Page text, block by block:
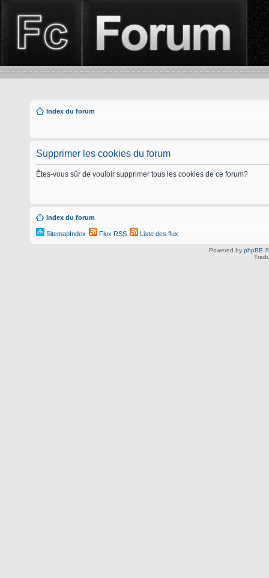
Index du forum
Supprimer les cookies du forum
Êtes-vous sûr de vouloir supprimer tous les cookies de ce forum?
Index du forum
SitemapIndex Flux RSS Liste des flux
Powered by phpBB